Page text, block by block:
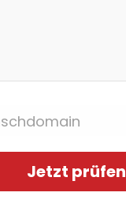
Jetzt prüfen